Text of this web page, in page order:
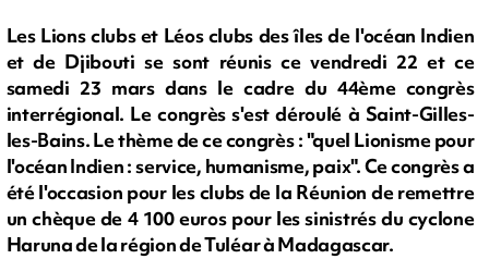
Les Lions clubs et Léos clubs des îles de l'océan Indien
et de Djibouti se sont réunis ce vendredi 22 et ce
samedi 23 mars dans le cadre du 44ème congrès
interrégional. Le congrès s'est déroulé à Saint-Gilles-
les-Bains. Le thème de ce congrès : "quel Lionisme pour
l'océan Indien : service, humanisme, paix". Ce congrès a
été l'occasion pour les clubs de la Réunion de remettre
un chèque de 4 100 euros pour les sinistrés du cyclone
Haruna de la région de Tuléar à Madagascar.